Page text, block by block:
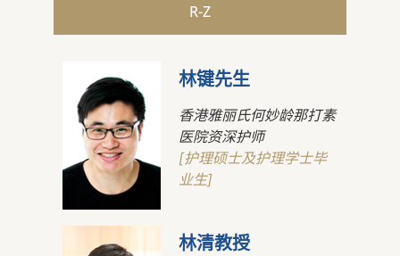
R-Z
林键先生
香港雅丽氏何妙龄那打素
医院资深护师
[护理硕士及护理学士毕
业生]
林清教授